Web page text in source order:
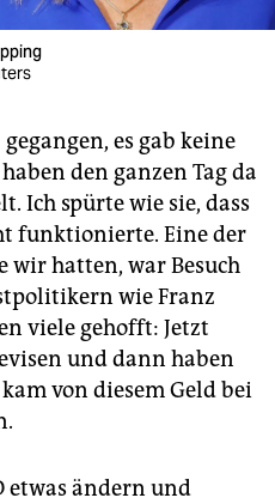
es gab keine
den ganzen Tag da
Ich spürte wie sie, dass
funktionierte. Eine der
wir hatten, war Besuch
wie Franz
viele gehofft: Jetzt
und dann haben
von diesem Geld bei
etwas ändern und